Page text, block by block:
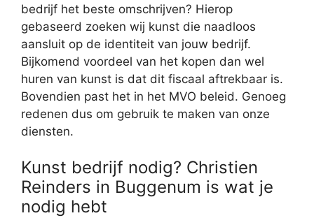
bedrijf het beste omschrijven? Hierop
gebaseerd zoeken wij kunst die naadloos
aansluit op de identiteit van jouw bedrijf.
Bijkomend voordeel van het kopen dan wel
huren van kunst is dat dit fiscaal aftrekbaar is.
Bovendien past het in het MVO beleid. Genoeg
redenen dus om gebruik te maken van onze
diensten.
Kunst bedrijf nodig? Christien
Reinders in Buggenum is wat je
nodig hebt